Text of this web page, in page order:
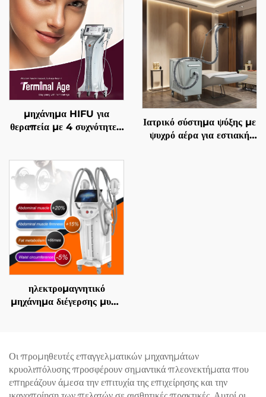
μηχάνημα HIFU για
θεραπεία με 4 συχνότητες,
δέρματος, αναδιαμόρφωση
σώματος και
αντιμετώπιση γήρανσης
Ιατρικό σύστημα ψύξης με
ψυχρό αέρα για εστιακή
ηλεκτρομαγνητικό
μηχάνημα διέγερσης μυών
Οι προμηθευτές επαγγελματικών μηχανημάτων
κρυολιπόλυσης προσφέρουν σημαντικά πλεονεκτήματα που
επηρεάζουν άμεσα την επιτυχία της επιχείρησης και την